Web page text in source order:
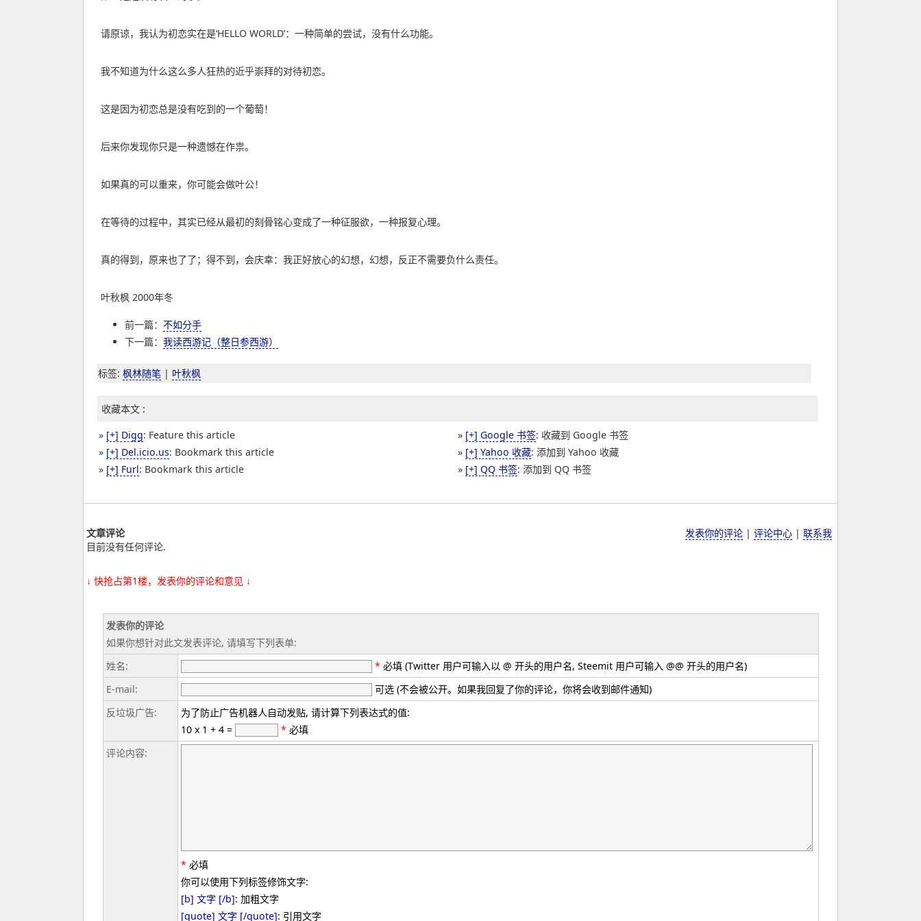
请原谅，我认为初恋实在是‘HELLO WORLD’：一种简单的尝试，没有什么功能。
我不知道为什么这么多人狂热的近乎崇拜的对待初恋。
这是因为初恋总是没有吃到的一个葡萄！
后来你发现你只是一种遗憾在作祟。
如果真的可以重来，你可能会做叶公！
在等待的过程中，其实已经从最初的刻骨铭心变成了一种征服欲，一种报复心理。
真的得到，原来也了了；得不到，会庆幸：我正好放心的幻想，幻想，反正不需要负什么责任。
叶秋枫 2000年冬
前一篇： 不如分手
下一篇： 我读西游记（整日参西游）
标签: 枫林随笔 | 叶秋枫
收藏本文 :
» [+] Digg: Feature this article
» [+] Del.icio.us: Bookmark this article
» [+] Furl: Bookmark this article
» [+] Google 书签: 收藏到 Google 书签
» [+] Yahoo 收藏: 添加到 Yahoo 收藏
» [+] QQ 书签: 添加到 QQ 书签
文章评论 发表你的评论 | 评论中心 | 联系我
目前没有任何评论.
↓ 快抢占第1楼，发表你的评论和意见 ↓
发表你的评论
如果你想针对此文发表评论, 请填写下列表单:
姓名:
* 必填 (Twitter 用户可输入以 @ 开头的用户名, Steemit 用户可输入 @@ 开头的用户名)
E-mail:
可选 (不会被公开。如果我回复了你的评论，你将会收到邮件通知)
反垃圾广告:
为了防止广告机器人自动发贴, 请计算下列表达式的值:
10 x 1 + 4 =
* 必填
评论内容:
* 必填
你可以使用下列标签修饰文字:
[b] 文字 [/b]: 加粗文字
[quote] 文字 [/quote]: 引用文字